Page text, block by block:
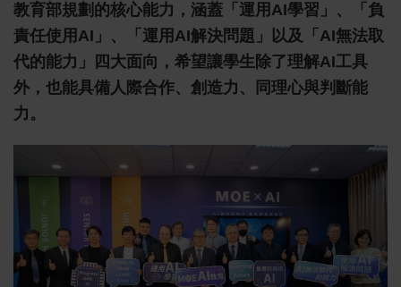
教育部規劃的核心能力，涵蓋「運用AI學習」、「負
責任使用AI」、「運用AI解決問題」以及「AI無法取
代的能力」四大面向，希望讓學生除了理解AI工具
外，也能具備人際合作、創造力、同理心與判斷能
力。